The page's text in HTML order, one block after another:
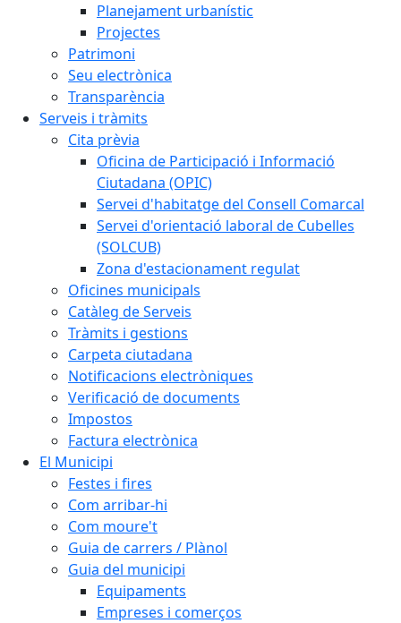
Planejament urbanístic
Projectes
Patrimoni
Seu electrònica
Transparència
Serveis i tràmits
Cita prèvia
Oficina de Participació i Informació
Ciutadana (OPIC)
Servei d'habitatge del Consell Comarcal
Servei d'orientació laboral de Cubelles
(SOLCUB)
Zona d'estacionament regulat
Oficines municipals
Catàleg de Serveis
Tràmits i gestions
Carpeta ciutadana
Notificacions electròniques
Verificació de documents
Impostos
Factura electrònica
El Municipi
Festes i fires
Com arribar-hi
Com moure't
Guia de carrers / Plànol
Guia del municipi
Equipaments
Empreses i comerços